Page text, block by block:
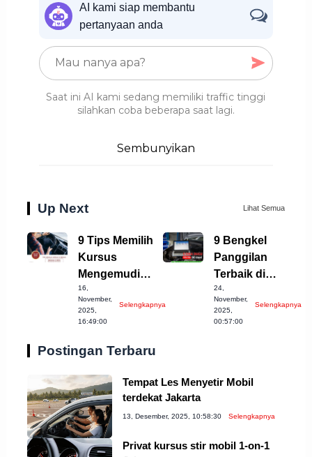
AI kami siap membantu
pertanyaan anda
Saat ini AI kami sedang memiliki traffic tinggi
silahkan coba beberapa saat lagi.
Sembunyikan
Up Next Lihat Semua
9 Tips Memilih
Kursus
Mengemudi
Mobil Bekasi
Terbaik!
16,
November,
2025,
16:49:00
Selengkapnya
9 Bengkel
Panggilan
Terbaik di
Temanggung
untuk Anda
Coba!
24,
November,
2025,
00:57:00
Selengkapnya
Postingan Terbaru
Tempat Les Menyetir Mobil
terdekat Jakarta
13, Desember, 2025, 10:58:30 Selengkapnya
Privat kursus stir mobil 1-on-1